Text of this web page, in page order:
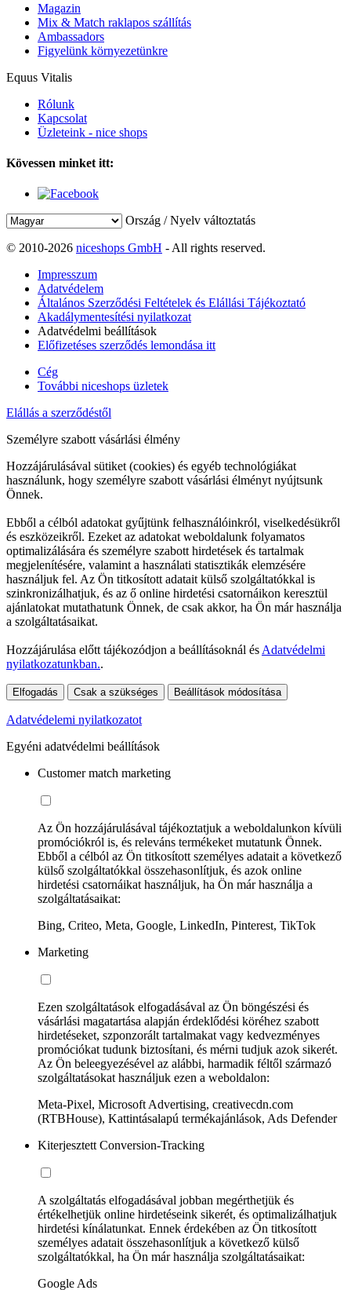
Magazin
Mix & Match raklapos szállítás
Ambassadors
Figyelünk környezetünkre
Equus Vitalis
Rólunk
Kapcsolat
Üzleteink - nice shops
Kövessen minket itt:
Ország / Nyelv változtatás
© 2010-2026 niceshops GmbH - All rights reserved.
Impresszum
Adatvédelem
Általános Szerződési Feltételek és Elállási Tájékoztató
Akadálymentesítési nyilatkozat
Adatvédelmi beállítások
Előfizetéses szerződés lemondása itt
Cég
További niceshops üzletek
Elállás a szerződéstől
Személyre szabott vásárlási élmény
Hozzájárulásával sütiket (cookies) és egyéb technológiákat
használunk, hogy személyre szabott vásárlási élményt nyújtsunk
Önnek.
Ebből a célból adatokat gyűjtünk felhasználóinkról, viselkedésükről
és eszközeikről. Ezeket az adatokat weboldalunk folyamatos
optimalizálására és személyre szabott hirdetések és tartalmak
megjelenítésére, valamint a használati statisztikák elemzésére
használjuk fel. Az Ön titkosított adatait külső szolgáltatókkal is
szinkronizálhatjuk, és az ő online hirdetési csatornáikon keresztül
ajánlatokat mutathatunk Önnek, de csak akkor, ha Ön már használja
a szolgáltatásaikat.
Hozzájárulása előtt tájékozódjon a beállításoknál és Adatvédelmi
nyilatkozatunkban..
Elfogadás Csak a szükséges Beállítások módosítása
Adatvédelemi nyilatkozatot
Egyéni adatvédelmi beállítások
Customer match marketing
Az Ön hozzájárulásával tájékoztatjuk a weboldalunkon kívüli
promóciókról is, és releváns termékeket mutatunk Önnek.
Ebből a célból az Ön titkosított személyes adatait a következő
külső szolgáltatókkal összehasonlítjuk, és azok online
hirdetési csatornáikat használjuk, ha Ön már használja a
szolgáltatásaikat:
Bing, Criteo, Meta, Google, LinkedIn, Pinterest, TikTok
Marketing
Ezen szolgáltatások elfogadásával az Ön böngészési és
vásárlási magatartása alapján érdeklődési köréhez szabott
hirdetéseket, szponzorált tartalmakat vagy kedvezményes
promóciókat tudunk biztosítani, és mérni tudjuk azok sikerét.
Az Ön beleegyezésével az alábbi, harmadik féltől származó
szolgáltatásokat használjuk ezen a weboldalon:
Meta-Pixel, Microsoft Advertising, creativecdn.com
(RTBHouse), Kattintásalapú termékajánlások, Ads Defender
Kiterjesztett Conversion-Tracking
A szolgáltatás elfogadásával jobban megérthetjük és
értékelhetjük online hirdetéseink sikerét, és optimalizálhatjuk
hirdetési kínálatunkat. Ennek érdekében az Ön titkosított
személyes adatait összehasonlítjuk a következő külső
szolgáltatókkal, ha Ön már használja szolgáltatásaikat:
Google Ads